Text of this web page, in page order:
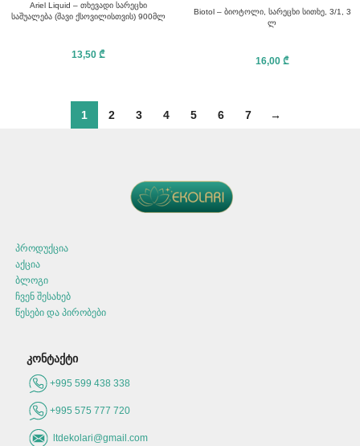
Ariel Liquid – თხევადი სარეცხი
საშუალება (შავი ქსოვილისთვის) 900მლ
13,50 ₾
Biotol – ბიოტოლი, სარეცხი სითხე, 3/1, 3
ლ
16,00 ₾
1 2 3 4 5 6 7 →
პროდუქცია
აქცია
ბლოგი
ჩვენ შესახებ
წესები და პირობები
კონტაქტი
+995 599 438 338
+995 575 777 720
ltdekolari@gmail.com